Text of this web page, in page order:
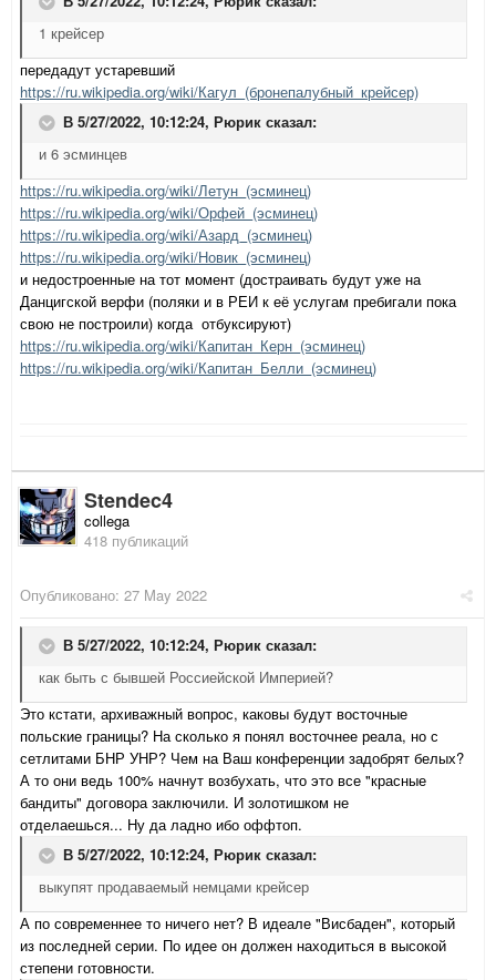
1 крейсер
передадут устаревший
https://ru.wikipedia.org/wiki/Кагул_(бронепалубный_крейсер)
В 5/27/2022, 10:12:24, Рюрик сказал:
и 6 эсминцев
https://ru.wikipedia.org/wiki/Летун_(эсминец)
https://ru.wikipedia.org/wiki/Орфей_(эсминец)
https://ru.wikipedia.org/wiki/Азард_(эсминец)
https://ru.wikipedia.org/wiki/Новик_(эсминец)
и недостроенные на тот момент (достраивать будут уже на
Данцигской верфи (поляки и в РЕИ к её услугам пребигали пока
свою не построили) когда отбуксируют)
https://ru.wikipedia.org/wiki/Капитан_Керн_(эсминец)
https://ru.wikipedia.org/wiki/Капитан_Белли_(эсминец)
Stendec4
collega
418 публикаций
Опубликовано: 27 May 2022
В 5/27/2022, 10:12:24, Рюрик сказал:
как быть с бывшей Россиейской Империей?
Это кстати, архиважный вопрос, каковы будут восточные
польские границы? На сколько я понял восточнее реала, но с
сетлитами БНР УНР? Чем на Ваш конференции задобрят белых?
А то они ведь 100% начнут возбухать, что это все "красные
бандиты" договора заключили. И золотишком не
отделаешься... Ну да ладно ибо оффтоп.
В 5/27/2022, 10:12:24, Рюрик сказал:
выкупят продаваемый немцами крейсер
А по современнее то ничего нет? В идеале "Висбаден", который
из последней серии. По идее он должен находиться в высокой
степени готовности.